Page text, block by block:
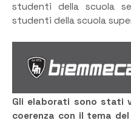
studenti della scuola
studenti della scuola
Gli elaborati sono stati
coerenza con il tema